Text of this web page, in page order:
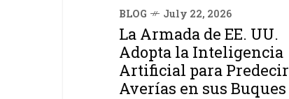
BLOG July 22, 2026
La Armada de EE. UU.
Adopta la Inteligencia
Artificial para Predecir
Averías en sus Buques